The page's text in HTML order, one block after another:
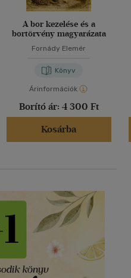
A bor kezelése és a
bortörvény magyarázata
Fornády Elemér
Könyv
Árinformációk
Borító ár: 4 300 Ft
Kosárba